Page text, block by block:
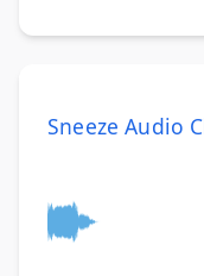
Sneeze Audio